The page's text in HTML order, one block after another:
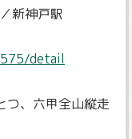
新神戸駅
detail
つ、六甲全山縦走